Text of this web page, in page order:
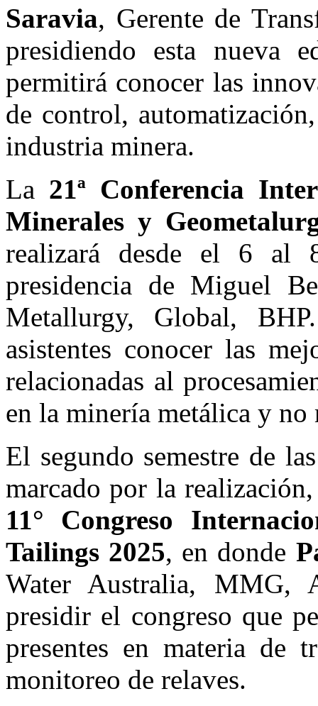
Saravia, Gerente de
presidiendo esta nueva
permitirá conocer las
de control,
industria minera.
La 21ª Conferencia
Minerales y
realizará desde el 6 al
presidencia de Miguel
Metallurgy, Global,
asistentes conocer las
relacionadas al
en la minería metálica y no
El segundo semestre de
marcado por la
11° Congreso
Tailings 2025, en donde
Water Australia, MMG,
presidir el congreso que
presentes en materia de
monitoreo de relaves.